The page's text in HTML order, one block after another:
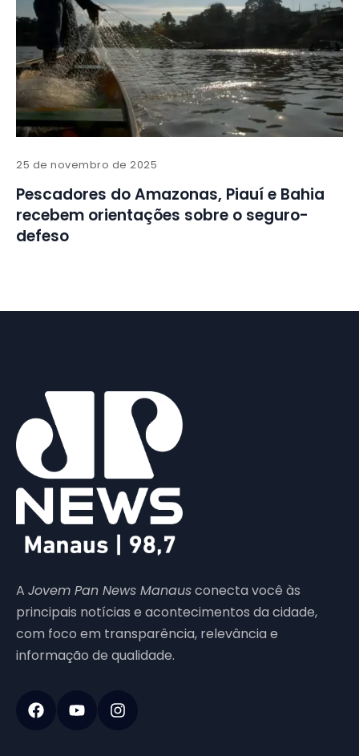
25 de novembro de 2025
Pescadores do Amazonas, Piauí e Bahia
recebem orientações sobre o seguro-
defeso
A Jovem Pan News Manausconecta você às
principais notícias e acontecimentos da cidade,
com foco em transparência, relevância e
informação de qualidade.